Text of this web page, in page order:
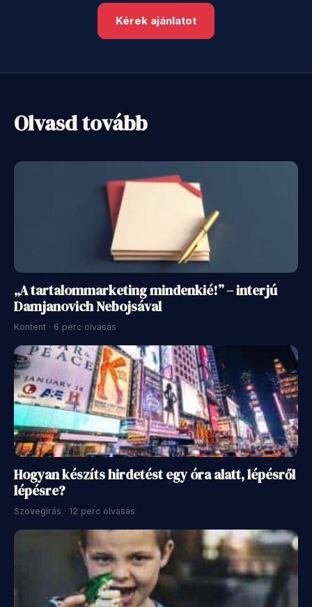
Kérek ajánlatot
Olvasd tovább
„A tartalommarketing mindenkié!” – interjú
Damjanovich Nebojsával
Kontent · 6 perc olvasás
Hogyan készíts hirdetést egy óra alatt, lépésről
lépésre?
Szövegírás · 12 perc olvasás